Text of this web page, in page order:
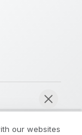
our websites